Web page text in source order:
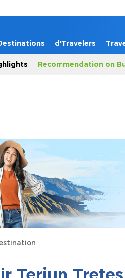
d'Travelers
Recommendation on